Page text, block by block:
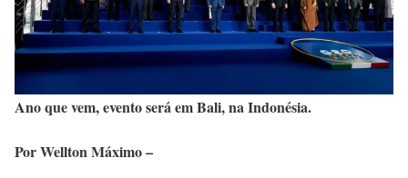
Ano que vem, evento será em Bali, na Indonésia.
Por Wellton Máximo –